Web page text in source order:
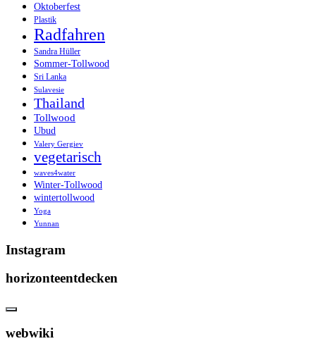
Oktoberfest
Plastik
Radfahren
Sandra Hüller
Sommer-Tollwood
Sri Lanka
Sulavesie
Thailand
Tollwood
Ubud
Valery Gergiev
vegetarisch
waves4water
Winter-Tollwood
wintertollwood
Yoga
Yunnan
Instagram
horizonteentdecken
webwiki